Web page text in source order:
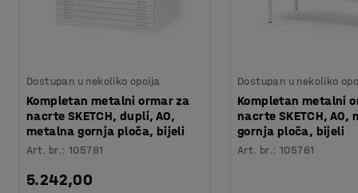
Dostupan u nekoliko opcija
Kompletan metalni ormar za
nacrte SKETCH, dupli, A0,
metalna gornja ploča, bijeli
Art. br.:105781
5.242,00
Dostupan u nekoliko
Kompletan metalni
nacrte SKETCH, A0,
gornja ploča, bijeli
Art. br.:105761